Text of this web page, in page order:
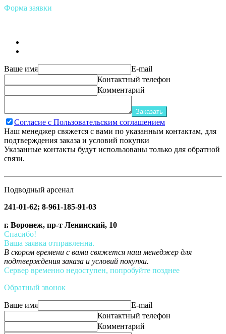
Форма заявки
Ваше имя
E-mail
Контактный телефон
Комментарий
Заказать
Согласие с Пользовательским соглашением
Наш менеджер свяжется с вами по указанным контактам, для
подтверждения заказа и условий покупки
Указанные контакты будут использованы только для обратной
связи.
Подводный арсенал
241-01-62; 8-961-185-91-03
г. Воронеж, пр-т Ленинский, 10
Спасибо!
Ваша заявка отправленна.
В скором времени с вами свяжется наш менеджер для
подтверждения заказа и условий покупки.
Сервер временно недоступен, попробуйте позднее
Обратный звонок
Ваше имя
E-mail
Контактный телефон
Комментарий